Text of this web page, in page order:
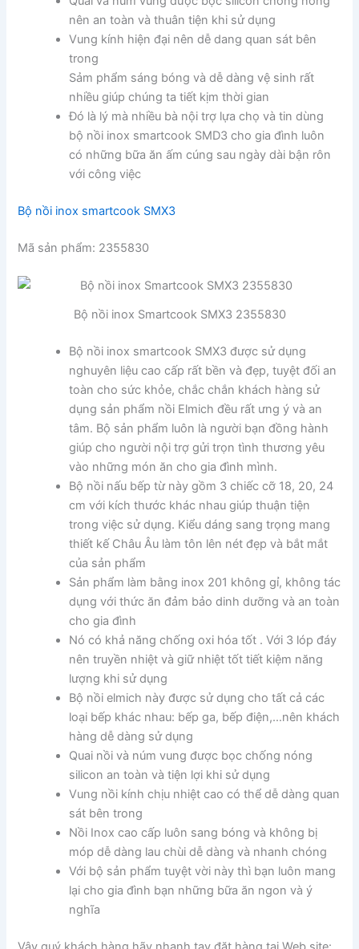
nên an toàn và thuân tiện khi sử dụng
Vung kính hiện đại nên dễ dang quan sát bên
trong
Sảm phẩm sáng bóng và dễ dàng vệ sinh rất
nhiều giúp chúng ta tiết kịm thời gian
Đó là lý mà nhiều bà nội trợ lựa chọ và tin dùng
bộ nồi inox smartcook SMD3 cho gia đình luôn
có những bữa ăn ấm cúng sau ngày dài bận rôn
với công việc
Bộ nồi inox smartcook SMX3
Mã sản phẩm: 2355830
Bộ nồi inox Smartcook SMX3 2355830
Bộ nồi inox smartcook SMX3 được sử dụng
nghuyên liệu cao cấp rất bền và đẹp, tuyệt đối an
toàn cho sức khỏe, chắc chắn khách hàng sử
dụng sản phẩm nồi Elmich đều rất ưng ý và an
tâm. Bộ sản phẩm luôn là người bạn đồng hành
giúp cho người nội trợ gửi trọn tình thương yêu
vào những món ăn cho gia đình mình.
Bộ nồi nấu bếp từ này gồm 3 chiếc cỡ 18, 20, 24
cm với kích thước khác nhau giúp thuận tiện
trong việc sử dụng. Kiểu dáng sang trọng mang
thiết kế Châu Âu làm tôn lên nét đẹp và bắt mắt
của sản phẩm
Sản phẩm làm bằng inox 201 không gỉ, không tác
dụng với thức ăn đảm bảo dinh dưỡng và an toàn
cho gia đình
Nó có khả năng chống oxi hóa tốt . Với 3 lóp đáy
nên truyền nhiệt và giữ nhiệt tốt tiết kiệm năng
lượng khi sử dụng
Bộ nồi elmich này được sử dụng cho tất cả các
loại bếp khác nhau: bếp ga, bếp điện,…nên khách
hàng dễ dàng sử dụng
Quai nồi và núm vung được bọc chống nóng
silicon an toàn và tiện lợi khi sử dụng
Vung nồi kính chịu nhiệt cao có thể dễ dàng quan
sát bên trong
Nồi Inox cao cấp luôn sang bóng và không bị
móp dễ dàng lau chùi dễ dàng và nhanh chóng
Với bộ sản phẩm tuyệt vời này thì bạn luôn mang
lại cho gia đình bạn những bữa ăn ngon và ý
nghĩa